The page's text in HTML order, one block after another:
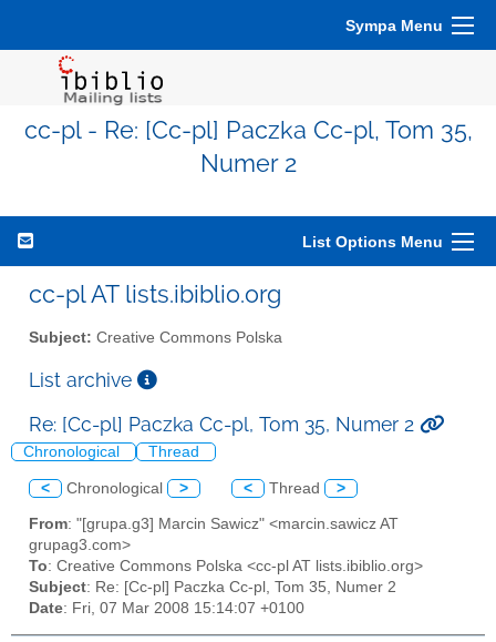
Sympa Menu
cc-pl - Re: [Cc-pl] Paczka Cc-pl, Tom 35,
Numer 2
List Options Menu
cc-pl AT lists.ibiblio.org
Subject: Creative Commons Polska
List archive
Re: [Cc-pl] Paczka Cc-pl, Tom 35, Numer 2
Chronological Thread
< Chronological > < Thread >
From: "[grupa.g3] Marcin Sawicz" <marcin.sawicz AT
grupag3.com>
To: Creative Commons Polska <cc-pl AT lists.ibiblio.org>
Subject: Re: [Cc-pl] Paczka Cc-pl, Tom 35, Numer 2
Date: Fri, 07 Mar 2008 15:14:07 +0100